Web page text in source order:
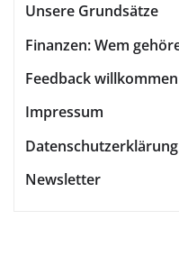
Unsere Grundsätze
Finanzen: Wem
Feedback willkommen
Impressum
Datenschutzerklärung
Newsletter